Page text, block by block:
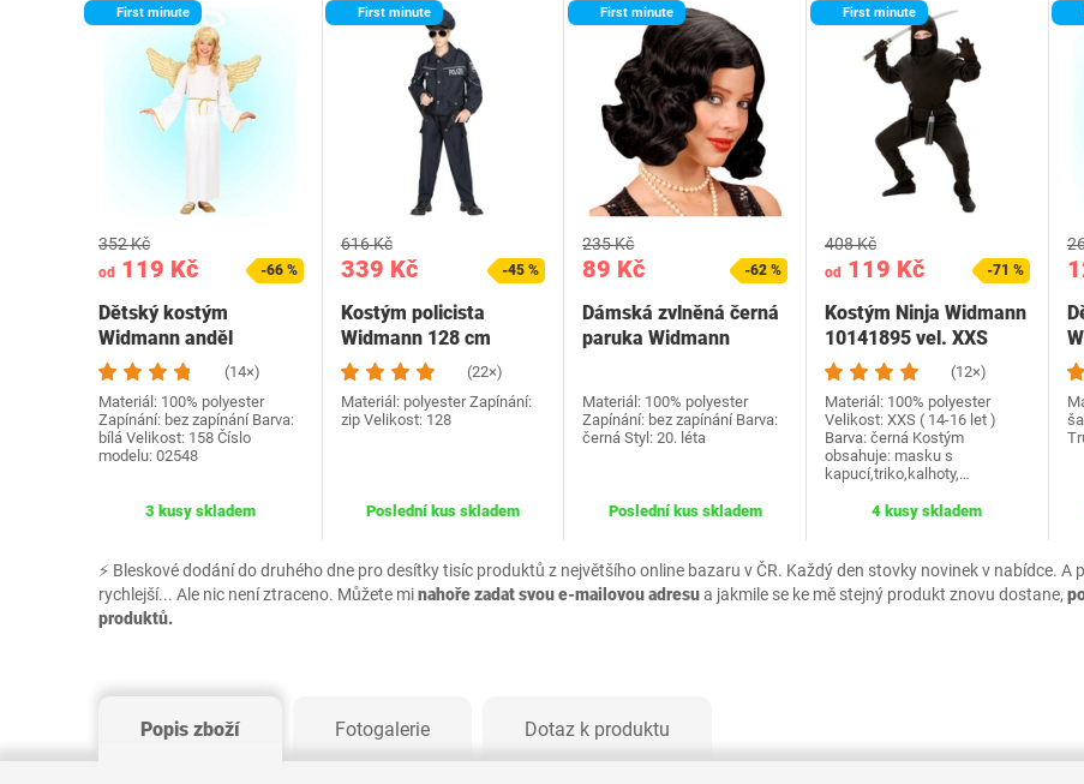
⚡ Bleskové dodání do druhého dne pro desítky tisíc produktů z největšího online bazaru v ČR. Každý den stovky novinek v nabídce.
rychlejší... Ale nic není ztraceno. Můžete minahoře zadat svou e-mailovou adresua jakmile se ke mě stejný produkt znovu dostane,
produktů.
First minute
od 119 Kč
352 Kč
-66 %
Dětský kostým
Widmann anděl
(14×)
Materiál: 100% polyester
Zapínání: bez zapínání Barva:
bílá Velikost: 158 Číslo
modelu‎: 02548
3 kusy skladem
First minute
339 Kč
616 Kč
-45 %
Kostým policista
Widmann 128 cm
(22×)
Materiál: polyester Zapínání:
zip Velikost: 128
Poslední kus skladem
First minute
89 Kč
235 Kč
-62 %
Dámská zvlněná černá
paruka Widmann
Materiál: 100% polyester
Zapínání: bez zapínání Barva:
černá Styl: 20. léta
Poslední kus skladem
First minute
od119 Kč
408 Kč
-71 %
Kostým Ninja Widmann
10141895 vel. XXS
(12×)
Materiál: 100% polyester
Velikost: XXS ( 14-16 let )
Barva: černá Kostým
obsahuje: masku s
kapucí,triko,kalhoty,…
4 kusy skladem
Popis zboží Fotogalerie Dotaz k produktu